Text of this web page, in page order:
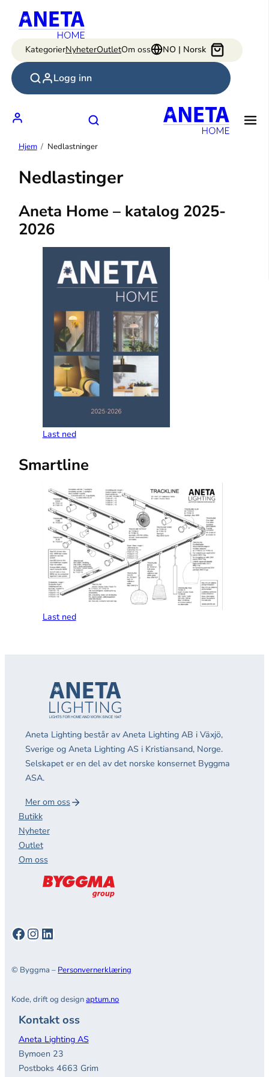
Hopp
innhold
KategorierNyheterOutletOm oss NO | Norsk
Logg inn
Hjem Nedlastninger
Nedlastinger
Aneta Home – katalog 2025-
2026
Last ned
Smartline
Last ned
Aneta Lighting består av Aneta Lighting AB i Växjö,
Sverige og Aneta Lighting AS i Kristiansand, Norge.
Selskapet er en del av det norske konsernet Byggma
ASA.
Mer om oss
Butikk
Nyheter
Outlet
Om oss
Facebook
Instagram
LinkedIn
© Byggma – Personvernerklæring
Kode, drift og designaptum.no
Kontakt oss
Aneta Lighting AS
Bymoen 23
Postboks 4663 Grim